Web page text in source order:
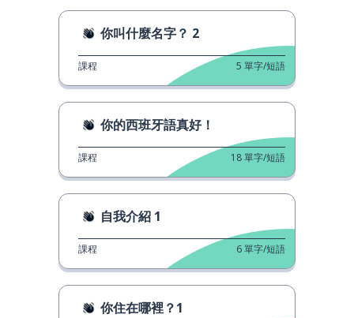
你叫什麼名字？ 2
課程 5 單字/短語
你的西班牙語真好！
課程 18單字/短語
自我介紹 1
課程 6單字/短語
你住在哪裡？1